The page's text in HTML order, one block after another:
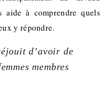
aide à comprendre quels
y répondre.
d’avoir de
membres